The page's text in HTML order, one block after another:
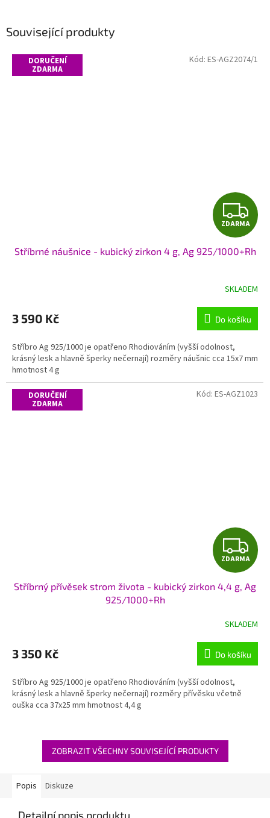
Související produkty
DORUČENÍ
ZDARMA
Z
D
A
R
M
A
ZDARMA
Stříbrné náušnice - kubický zirkon 4 g, Ag 925/1000+Rh
SKLADEM
3 590 Kč Do košíku
Stříbro Ag 925/1000 je opatřeno Rhodiováním (vyšší odolnost,
krásný lesk a hlavně šperky nečernají) rozměry náušnic cca 15x7 mm
hmotnost 4 g
Kód: ES-AGZ2074/1
DORUČENÍ
ZDARMA
Z
D
A
R
M
A
ZDARMA
Stříbrný přívěsek strom života - kubický zirkon 4,4 g, Ag
925/1000+Rh
SKLADEM
3 350 Kč Do košíku
Stříbro Ag 925/1000 je opatřeno Rhodiováním (vyšší odolnost,
krásný lesk a hlavně šperky nečernají) rozměry přívěsku včetně
ouška cca 37x25 mm hmotnost 4,4 g
Kód: ES-AGZ1023
ZOBRAZIT VŠECHNY SOUVISEJÍCÍ PRODUKTY
Popis Diskuze
Detailní popis produktu